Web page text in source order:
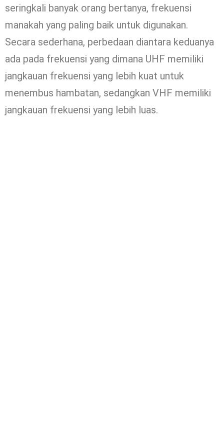
seringkali banyak orang bertanya, frekuensi
manakah yang paling baik untuk digunakan.
Secara sederhana, perbedaan diantara keduanya
ada pada frekuensi yang dimana UHF memiliki
jangkauan frekuensi yang lebih kuat untuk
menembus hambatan, sedangkan VHF memiliki
jangkauan frekuensi yang lebih luas.